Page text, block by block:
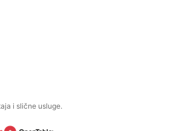
i slične usluge.